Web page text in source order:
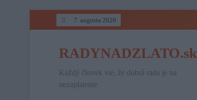
7. augusta 2026
RADYNADZLATO.sk
Každý človek vie, že dobrá rada je na
nezaplatenie